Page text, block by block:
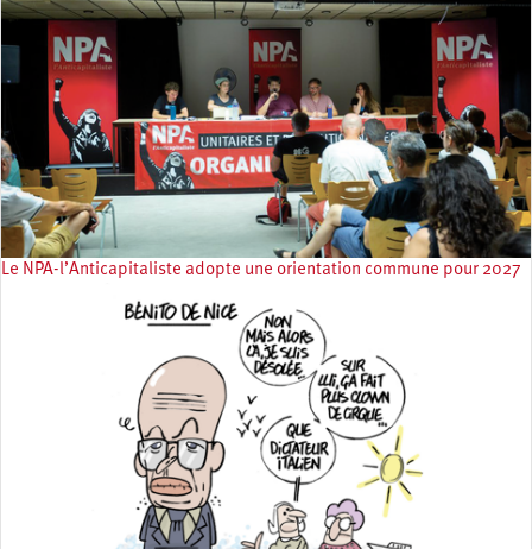
Le NPA-l’Anticapitaliste adopte une orientation commune pour 2027